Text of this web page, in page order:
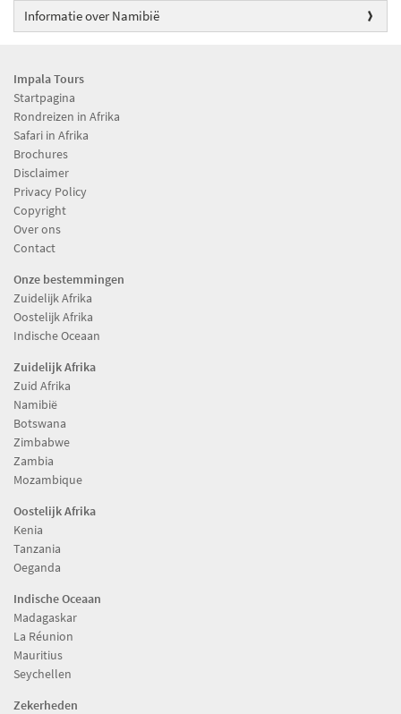
Informatie over Namibië
Impala Tours
Startpagina
Rondreizen in Afrika
Safari in Afrika
Brochures
Disclaimer
Privacy Policy
Copyright
Over ons
Contact
Onze bestemmingen
Zuidelijk Afrika
Oostelijk Afrika
Indische Oceaan
Zuidelijk Afrika
Zuid Afrika
Namibië
Botswana
Zimbabwe
Zambia
Mozambique
Oostelijk Afrika
Kenia
Tanzania
Oeganda
Indische Oceaan
Madagaskar
La Réunion
Mauritius
Seychellen
Zekerheden